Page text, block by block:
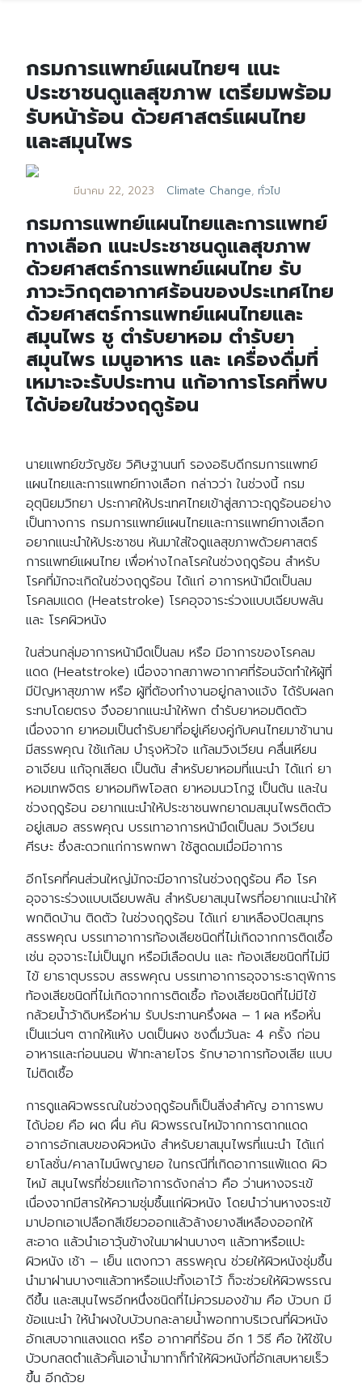
กรมการแพทย์แผนไทยฯ แนะ
ประชาชนดูแลสุขภาพ เตรียมพร้อม
รับหน้าร้อน ด้วยศาสตร์แผนไทย
และสมุนไพร
มีนาคม 22, 2023 Climate Change, ทั่วไป
กรมการแพทย์แผนไทยและการแพทย์
ทางเลือก แนะประชาชนดูแลสุขภาพ
ด้วยศาสตร์การแพทย์แผนไทย รับ
ภาวะวิกฤตอากาศร้อนของประเทศไทย
ด้วยศาสตร์การแพทย์แผนไทยและ
สมุนไพร ชู ตำรับยาหอม ตำรับยา
สมุนไพร เมนูอาหาร และ เครื่องดื่มที่
เหมาะจะรับประทาน แก้อาการโรคที่พบ
ได้บ่อยในช่วงฤดูร้อน
นายแพทย์ขวัญชัย วิศิษฐานนท์ รองอธิบดีกรมการแพทย์
แผนไทยและการแพทย์ทางเลือก กล่าวว่า ในช่วงนี้ กรม
อุตุนิยมวิทยา ประกาศให้ประเทศไทยเข้าสู่สภาวะฤดูร้อนอย่าง
เป็นทางการ กรมการแพทย์แผนไทยและการแพทย์ทางเลือก
อยากแนะนำให้ประชาชน หันมาใส่ใจดูแลสุขภาพด้วยศาสตร์
การแพทย์แผนไทย เพื่อห่างไกลโรคในช่วงฤดูร้อน สำหรับ
โรคที่มักจะเกิดในช่วงฤดูร้อน ได้แก่ อาการหน้ามืดเป็นลม
โรคลมแดด (Heatstroke) โรคอุจจาระร่วงแบบเฉียบพลัน
และ โรคผิวหนัง
ในส่วนกลุ่มอาการหน้ามืดเป็นลม หรือ มีอาการของโรคลม
แดด (Heatstroke) เนื่องจากสภาพอากาศที่ร้อนจัดทำให้ผู้ที่
มีปัญหาสุขภาพ หรือ ผู้ที่ต้องทำงานอยู่กลางแจ้ง ได้รับผลก
ระทบโดยตรง จึงอยากแนะนำให้พก ตำรับยาหอมติดตัว
เนื่องจาก ยาหอมเป็นตำรับยาที่อยู่เคียงคู่กับคนไทยมาช้านาน
มีสรรพคุณ ใช้แก้ลม บำรุงหัวใจ แก้ลมวิงเวียน คลื่นเหียน
อาเจียน แก้จุกเสียด เป็นต้น สำหรับยาหอมที่แนะนำ ได้แก่ ยา
หอมเทพจิตร ยาหอมทิพโอสถ ยาหอมนวโกฐ เป็นต้น และใน
ช่วงฤดูร้อน อยากแนะนำให้ประชาชนพกยาดมสมุนไพรติดตัว
อยู่เสมอ สรรพคุณ บรรเทาอาการหน้ามืดเป็นลม วิงเวียน
ศีรษะ ซึ่งสะดวกแก่การพกพา ใช้สูดดมเมื่อมีอาการ
อีกโรคที่คนส่วนใหญ่มักจะมีอาการในช่วงฤดูร้อน คือ โรค
อุจจาระร่วงแบบเฉียบพลัน สำหรับยาสมุนไพรที่อยากแนะนำให้
พกติดบ้าน ติดตัว ในช่วงฤดูร้อน ได้แก่ ยาเหลืองปิดสมุทร
สรรพคุณ บรรเทาอาการท้องเสียชนิดที่ไม่เกิดจากการติดเชื้อ
เช่น อุจจาระไม่เป็นมูก หรือมีเลือดปน และ ท้องเสียชนิดที่ไม่มี
ไข้ ยาธาตุบรรจบ สรรพคุณ บรรเทาอาการอุจจาระธาตุพิการ
ท้องเสียชนิดที่ไม่เกิดจากการติดเชื้อ ท้องเสียชนิดที่ไม่มีไข้
กล้วยน้ำว้าดิบหรือห่าม รับประทานครึ่งผล – 1 ผล หรือหั่น
เป็นแว่นๆ ตากให้แห้ง บดเป็นผง ชงดื่มวันละ 4 ครั้ง ก่อน
อาหารและก่อนนอน ฟ้าทะลายโจร รักษาอาการท้องเสีย แบบ
ไม่ติดเชื้อ
การดูแลผิวพรรณในช่วงฤดูร้อนก็เป็นสิ่งสำคัญ อาการพบ
ได้บ่อย คือ ผด ผื่น คัน ผิวพรรณไหม้จากการตากแดด
อาการอักเสบของผิวหนัง สำหรับยาสมุนไพรที่แนะนำ ได้แก่
ยาโลชั่น/คาลาไมน์พญายอ ในกรณีที่เกิดอาการแพ้แดด ผิว
ไหม้ สมุนไพรที่ช่วยแก้อาการดังกล่าว คือ ว่านหางจระเข้
เนื่องจากมีสารให้ความชุ่มชื้นแก่ผิวหนัง โดยนำว่านหางจระเข้
มาปอกเอาเปลือกสีเขียวออกแล้วล้างยางสีเหลืองออกให้
สะอาด แล้วนำเอาวุ้นข้างในมาฝานบางๆ แล้วทาหรือแปะ
ผิวหนัง เช้า – เย็น แตงกวา สรรพคุณ ช่วยให้ผิวหนังชุ่มชื้น
นำมาฝานบางๆแล้วทาหรือแปะทิ้งเอาไว้ ก็จะช่วยให้ผิวพรรณ
ดีขึ้น และสมุนไพรอีกหนึ่งชนิดที่ไม่ควรมองข้าม คือ บัวบก มี
ข้อแนะนำ ให้นำผงใบบัวบกละลายน้ำพอกทาบริเวณที่ผิวหนัง
อักเสบจากแสงแดด หรือ อากาศที่ร้อน อีก 1 วิธี คือ ให้ใช้ใบ
บัวบกสดตำแล้วคั้นเอาน้ำมาทาก็ทำให้ผิวหนังที่อักเสบหายเร็ว
ขึ้น อีกด้วย